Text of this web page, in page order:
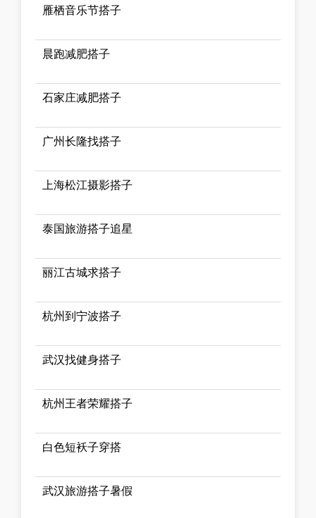
雁栖音乐节搭子
晨跑减肥搭子
石家庄减肥搭子
广州长隆找搭子
上海松江摄影搭子
泰国旅游搭子追星
丽江古城求搭子
杭州到宁波搭子
武汉找健身搭子
杭州王者荣耀搭子
白色短袄子穿搭
武汉旅游搭子暑假